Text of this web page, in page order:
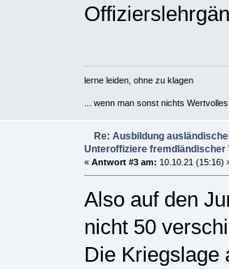
lerne leiden, ohne zu klagen
... wenn man sonst nichts
Re: Ausbildung
Unteroffiziere fremdländischer
« Antwort #3 am: 10.10.21 (15:16)
Also auf den
nicht 50
Die Kriegslage